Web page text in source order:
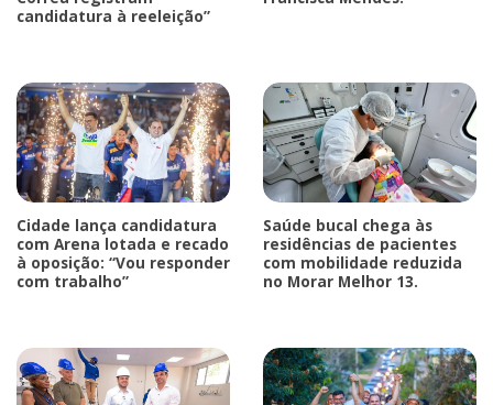
candidatura à reeleição”
Cidade lança candidatura
com Arena lotada e recado
à oposição: “Vou responder
com trabalho”
Saúde bucal chega às
residências de pacientes
com mobilidade reduzida
no Morar Melhor 13.